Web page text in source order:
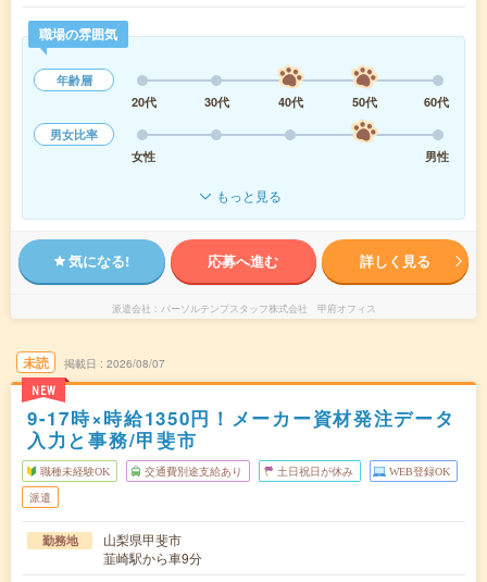
職場の雰囲気
年齢層
20代
30代 40代 50代
60代
男女比率
女性
男性
もっと見る
気になる! 応募へ進む 詳しく見る
派遣会社 パーソルテンプスタッフ株式会社 甲府オフィス
未読
NEW
掲載日 2026/08/07
9-17時×時給1350円！メーカー資材発注データ
入力と事務/甲斐市
職種未経験OK 交通費別途支給あり 土日祝日が休み WEB登録OK
派遣
勤務地
山梨県甲斐市
韮崎駅から車9分